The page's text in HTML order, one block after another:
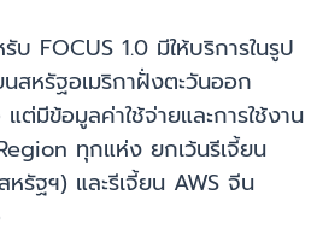
FOCUS 1.0 มีให้บริการในรูป
สหรัฐอเมริกาฝั่งตะวันออก
ต่มีข้อมูลค่าใช้จ่ายและการใช้งาน
ทุกแห่ง ยกเว้นรีเจี้ยน
รัฐฯ) และรีเจี้ยน AWS จีน